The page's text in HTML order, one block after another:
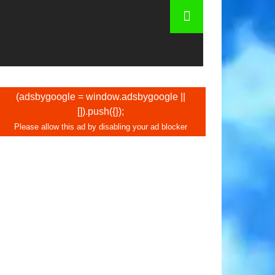
(adsbygoogle = window.adsbygoogle ||
[]).push({});